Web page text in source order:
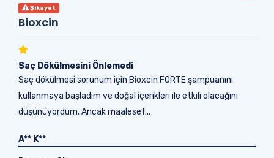
Şikayet
Bioxcin
Saç Dökülmesini Önlemedi
Saç dökülmesi sorunum için Bioxcin FORTE şampuanını
kullanmaya başladım ve doğal içerikleri ile etkili olacağını
düşünüyordum. Ancak maalesef...
A** K**